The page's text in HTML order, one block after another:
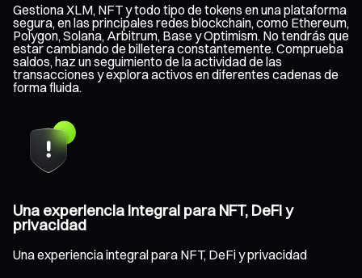
Gestiona XLM, NFT y todo tipo de tokens en una plataforma
segura, en las principales redes blockchain, como Ethereum,
Polygon, Solana, Arbitrum, Base y Optimism. No tendrás que
estar cambiando de billetera constantemente. Comprueba
saldos, haz un seguimiento de la actividad de las
transacciones y explora activos en diferentes cadenas de
forma fluida.
Una experiencia integral para NFT, DeFi y
privacidad
Una experiencia integral para NFT, DeFi y privacidad